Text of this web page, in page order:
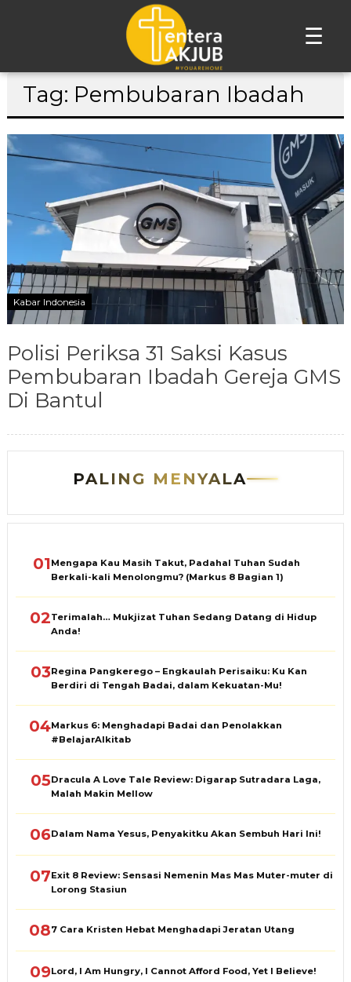
☰
Lompat
Tag: Pembubaran Ibadah
Kabar Indonesia
Polisi Periksa 31 Saksi Kasus
Pembubaran Ibadah Gereja GMS
Di Bantul
PALING MENYALA
01Mengapa Kau Masih Takut, Padahal Tuhan Sudah
Berkali-kali Menolongmu? (Markus 8 Bagian 1)
02Terimalah… Mukjizat Tuhan Sedang Datang di Hidup
Anda!
03Regina Pangkerego – Engkaulah Perisaiku: Ku Kan
Berdiri di Tengah Badai, dalam Kekuatan-Mu!
04Markus 6: Menghadapi Badai dan Penolakkan
#BelajarAlkitab
05Dracula A Love Tale Review: Digarap Sutradara Laga,
Malah Makin Mellow
06Dalam Nama Yesus, Penyakitku Akan Sembuh Hari Ini!
07Exit 8 Review: Sensasi Nemenin Mas Mas Muter-muter di
Lorong Stasiun
087 Cara Kristen Hebat Menghadapi Jeratan Utang
09Lord, I Am Hungry, I Cannot Afford Food, Yet I Believe!